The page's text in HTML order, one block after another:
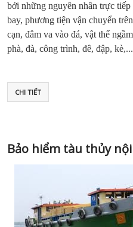
bởi những nguyên nhân trực
bay, phương tiện vận chuyển
cạn, đâm va vào đá, vật thể
phà, đà, công trình, đê, đập, kè,...
CHI TIẾT
Bảo hiểm tàu thủy